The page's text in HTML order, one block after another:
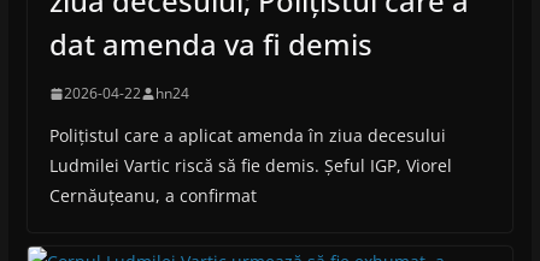
dat amenda va fi demis
2026-04-22 hn24
Polițistul care a aplicat amenda în ziua decesului
Ludmilei Vartic riscă să fie demis. Șeful IGP, Viorel
Cernăuțeanu, a confirmat